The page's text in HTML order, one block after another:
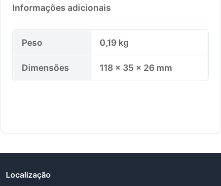
Informações adicionais
Peso 0,19 kg
Dimensões 118 × 35 × 26 mm
Localização